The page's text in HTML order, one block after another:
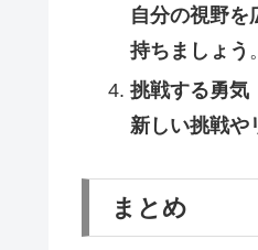
自分の視野を
持ちましょう 。
挑戦する勇気
新しい挑戦や
まとめ